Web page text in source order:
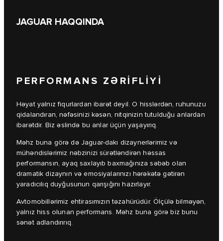
JAGUAR HAQQINDA
PERFORMANS ZƏRIFLIYI
Həyat yalnız fiqurlardan ibarət deyil. O hisslərdən, ruhunuzu
qidalandıran, nəfəsinizi kəsən, nitqinizin tutulduğu anlardan
ibarətdir. Biz əslində bu anlar üçün yaşayırıq.
Məhz buna görə də Jaguar-dakı dizaynerlərimiz və
mühəndislərimiz nəbzinizi sürətləndirən həssas
performansın, ayaq saxlayıb baxmağınıza səbəb olan
dramatik dizaynın və emosiyalarınızı hərəkətə gətirən
yaradıcılıq duyğusunun qarışığını hazırlayır.
Avtomobillərimiz ehtirasımızın təzahürüdür. Ölçülə bilməyən,
yalnız hiss olunan performans. Məhz buna görə biz bunu
sənət adlandırırıq.